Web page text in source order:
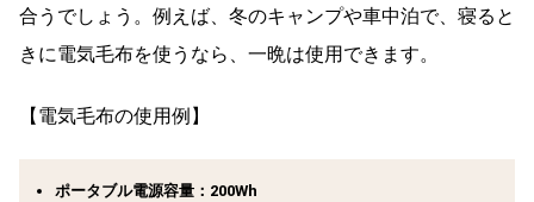
合うでしょう。例えば、冬のキャンプや車中泊で、寝ると
きに電気毛布を使うなら、一晩は使用できます。
【電気毛布の使用例】
ポータブル電源容量：200Wh